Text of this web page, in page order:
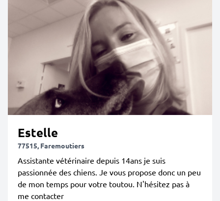
Estelle
77515, Faremoutiers
Assistante vétérinaire depuis 14ans je suis
passionnée des chiens. Je vous propose donc un peu
de mon temps pour votre toutou. N'hésitez pas à
me contacter